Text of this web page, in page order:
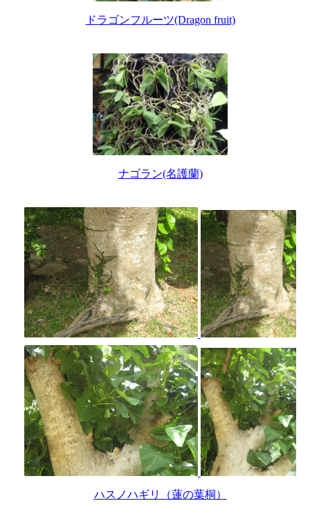
ドラゴンフルーツ(Dragon fruit)
ナゴラン(名護蘭)
ハスノハギリ（蓮の葉桐）